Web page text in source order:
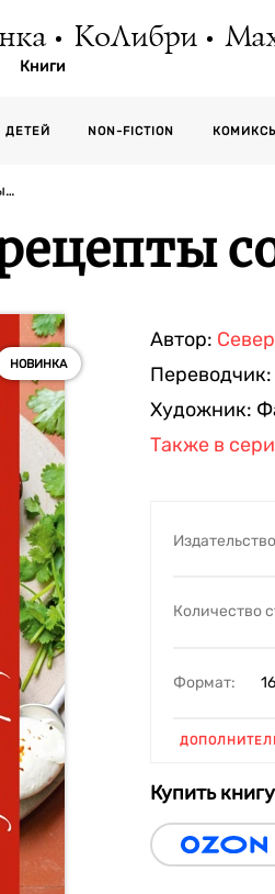
КоЛибри
Книги
ДЕТЕЙ NON-FICTION
НОВИНКА
Автор:
Переводчик:
Художник:
Также в
Количество
Формат:
Купить книгу